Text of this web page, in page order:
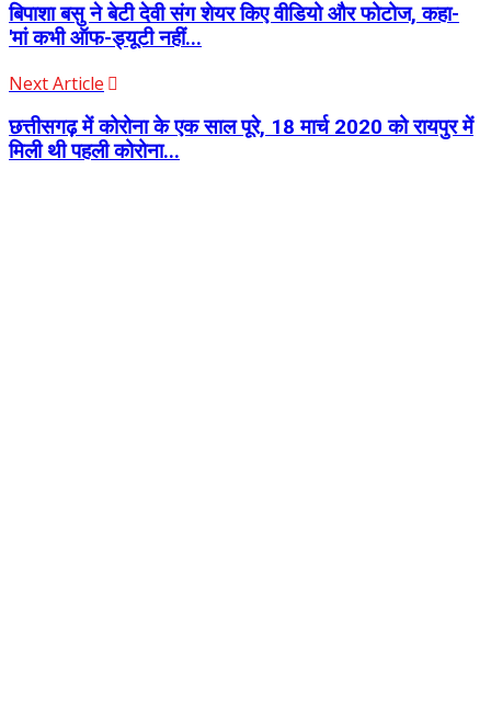
बिपाशा बसु ने बेटी देवी संग शेयर किए वीडियो और फोटोज, कहा-
'मां कभी ऑफ-ड्यूटी नहीं...
Next Article
छत्तीसगढ़ में कोरोना के एक साल पूरे, 18 मार्च 2020 को रायपुर में
मिली थी पहली कोरोना...